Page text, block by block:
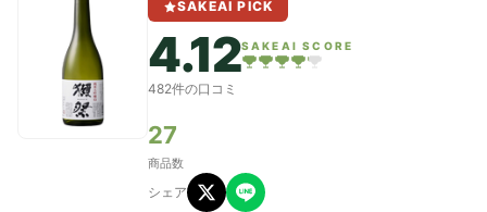
SAKEAI PICK
4.12SAKEAI SCORE
482件の口コミ
27
商品数
シェア